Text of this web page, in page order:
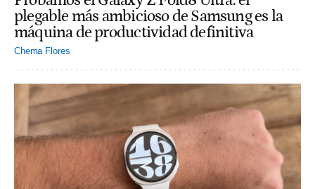
plegable más ambicioso de Samsung es la
máquina de productividad definitiva
Chema Flores